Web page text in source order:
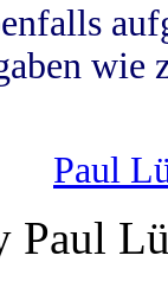
wie
Paul